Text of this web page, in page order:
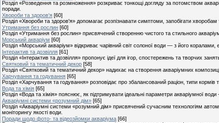
Розділ «Розведення та розмноження» розкриває тонкощі догляду за потомством
поради.
Хвороби та здоров'я [60]
Розділ «Хвороби та здоров'я» допомагає розпізнавати симптоми, запобігати
Утримання без рослин [60]
Розділ «Утримання без рослин» присвячений створенню чистого та стильного
Морський акваріум [60]
Розділ «Морський акваріум» відкриває чарівний світ солоної води — з його
Інтерактив та дозвілля [61]
Розділ «Інтерактив та дозвілля» пропонує ідеї для ігор, спостережень та творчих
Святковий та тематичний декор [58]
Розділ «Святковий та тематичний декор» надихає на створення акваріумних
Харчування та годування [65]
Розділ «Харчування та годування» розповідає про збалансований раціон, типи
Вода та хімія [65]
Розділ «Вода та хімія» пояснює, як підтримувати ідеальні параметри акваріумної
Акваріумні системи «розумний дім» [65]
Розділ «Акваріумні системи «розумний дім» присвячений сучасним технологіям
моніторингу якості води.
Поради щодо фото- та відеозйомки акваріума [66]